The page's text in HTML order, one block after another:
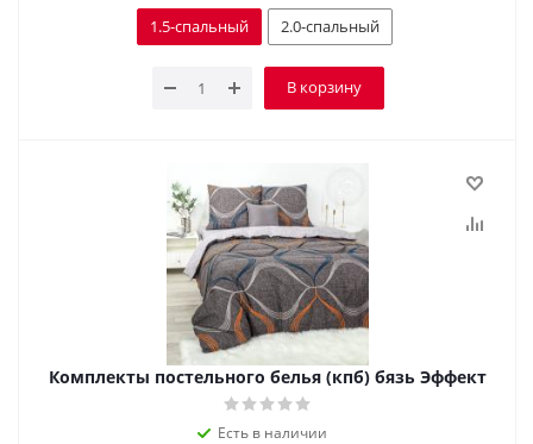
1.5-спальный 2.0-спальный
В корзину
Комплекты постельного белья (кпб) бязь Эффект
Есть в наличии